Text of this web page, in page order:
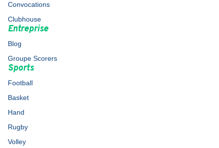
Convocations
Clubhouse
Entreprise
Blog
Groupe Scorers
Sports
Football
Basket
Hand
Rugby
Volley